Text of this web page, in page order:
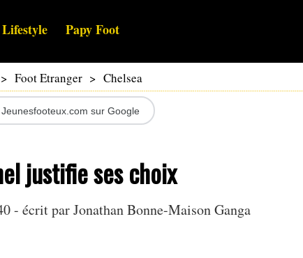
Papy Foot
> Foot Etranger > Chelsea
sur Google
justifie ses choix
- écrit parJonathan Bonne-Maison Ganga